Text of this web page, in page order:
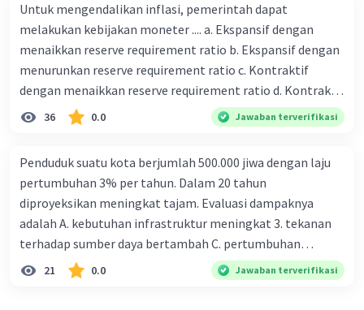
Untuk mengendalikan inflasi, pemerintah dapat
melakukan kebijakan moneter .... a. Ekspansif dengan
menaikkan reserve requirement ratio b. Ekspansif dengan
menurunkan reserve requirement ratio c. Kontraktif
dengan menaikkan reserve requirement ratio d. Kontraktif
dengan menurunkan reserve requirement ratio e.
Ekspansif dengan menaikkan tingkat diskonto Bila Bank
ceteris paribus maka .... a. Menimbulkan inflasi di mana
bentuk kurva jumlah uang beredar (penawaran uang) naik
dari kiri bawah ke kanan atas b. Menimbulkan deflasi di
mana bentuk kurva jumlah uang beredar (penawaran
uang) naik dari kiri bawah ke kanan atas c. Tingkat bunga
meningkat di mana bentuk kurva jumlah uang beredar
36 0.0 Jawaban terverifikasi
Penduduk suatu kota berjumlah 500.000 jiwa dengan laju
pertumbuhan 3% per tahun. Dalam 20 tahun
diproyeksikan meningkat tajam. Evaluasi dampaknya
adalah A. kebutuhan infrastruktur meningkat 3. tekanan
terhadap sumber daya bertambah C. pertumbuhan
eksponensial berdampak jangka panjang D. tidak
memengaruhi tata ruang E. proyeksi penduduk penting
21 0.0 Jawaban terverifikasi